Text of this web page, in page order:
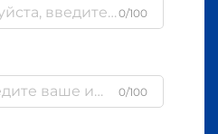
0/100
0/100